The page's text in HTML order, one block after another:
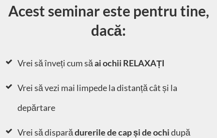
Acest seminar este pentru tine,
dacă:
Vrei să învețicum săai ochii RELAXAȚI
Vrei să vezi mai limpede la distanță cât și la
depărtare
Vrei să disparădurerile de cap și de ochidupă